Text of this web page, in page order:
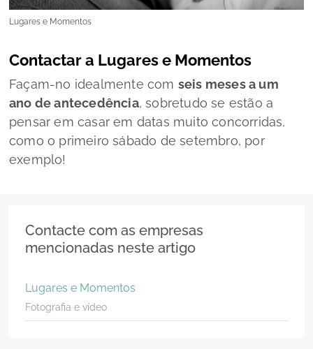
Lugares e Momentos
Contactar a Lugares e Momentos
Façam-no idealmente com seis meses a um
ano de antecedência, sobretudo se estão a
pensar em casar em datas muito concorridas,
como o primeiro sábado de setembro, por
exemplo!
Contacte com as empresas
mencionadas neste artigo
Lugares e Momentos
Fotografia e vídeo